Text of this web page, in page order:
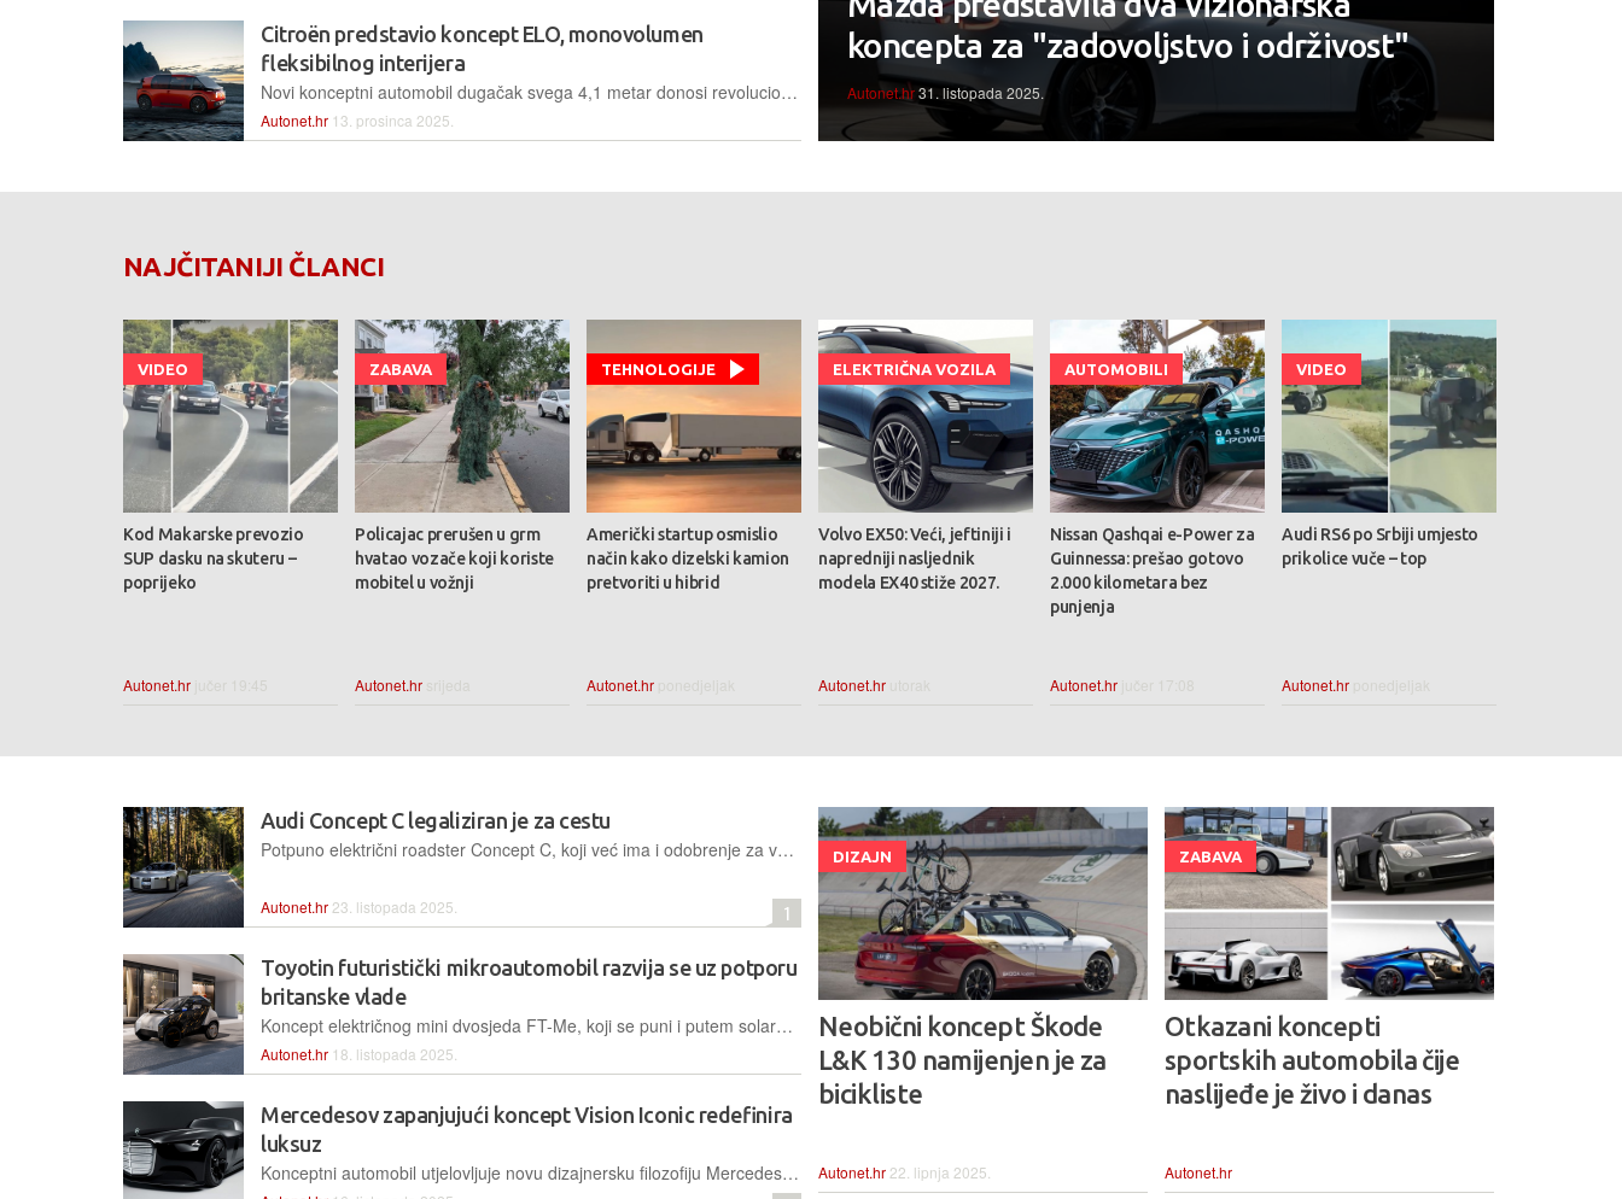
Citroën predstavio koncept ELO, monovolumen
fleksibilnog interijera
Novi konceptni automobil dugačak svega 4,1 metar donosi revolucionarnu prostranost, modularni interijer za rad ili odmor te napredna tehnološka i praktična rješenja koja mijenjaju osobnost vozila
Autonet.hr 13. prosinca 2025.
koncepta za "zadovoljstvo i održivost"
Autonet.hr31. listopada 2025.
NAJČITANIJI ČLANCI
VIDEO
Kod Makarske prevozio
SUP dasku na skuteru –
poprijeko
Autonet.hr jučer 19:45
ZABAVA
Policajac prerušen u grm
hvatao vozače koji koriste
mobitel u vožnji
Autonet.hr srijeda
TEHNOLOGIJE
Američki startup osmislio
način kako dizelski kamion
pretvoriti u hibrid
Autonet.hr ponedjeljak
ELEKTRIČNA VOZILA
Volvo EX50: Veći, jeftiniji i
napredniji nasljednik
modela EX40 stiže 2027.
Autonet.hr utorak
AUTOMOBILI
Nissan Qashqai e-Power za
Guinnessa: prešao gotovo
2.000 kilometara bez
punjenja
Autonet.hr jučer 17:08
VIDEO
Audi RS6 po Srbiji umjesto
prikolice vuče – top
Autonet.hr ponedjeljak
Audi Concept C legaliziran je za cestu
Potpuno električni roadster Concept C, koji već ima i odobrenje za vožnju cestom, prvi je model temeljen na četiri nova Audijeva načela dizajna – jasnoći, emocijama, tehničkoj izvrsnosti i inteligenciji
Autonet.hr 23. listopada 2025. 1
Toyotin futuristički mikroautomobil razvija se uz potporu
britanske vlade
Koncept električnog mini dvosjeda FT-Me, koji se puni i putem solarnih panela, postaje korak bliže proizvodnji u Velikoj Britaniji zahvaljujući poticaju vladajućih u iznosu od 15 milijuna funti
Autonet.hr 18. listopada 2025.
Mercedesov zapanjujući koncept Vision Iconic redefinira
luksuz
Konceptni automobil utjelovljuje novu dizajnersku filozofiju Mercedes-Benza, spajajući Art Deco stil s digitalnom budućnošću kroz potpuno redizajniranu masku, raskošan interijer i inovativne tehnologije
DIZAJN
Neobični koncept Škode
L&K 130 namijenjen je za
bicikliste
Autonet.hr 22. lipnja 2025.
ZABAVA
Otkazani koncepti
sportskih automobila čije
naslijeđe je živo i danas
Autonet.hr